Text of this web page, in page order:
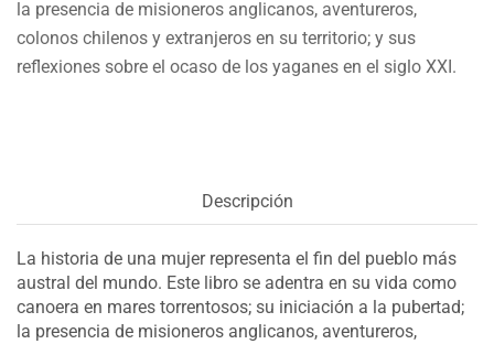
la presencia de misioneros anglicanos, aventureros,
colonos chilenos y extranjeros en su territorio; y sus
reflexiones sobre el ocaso de los yaganes en el siglo XXI.
Descripción
La historia de una mujer representa el fin del pueblo más
austral del mundo. Este libro se adentra en su vida como
canoera en mares torrentosos; su iniciación a la pubertad;
la presencia de misioneros anglicanos, aventureros,